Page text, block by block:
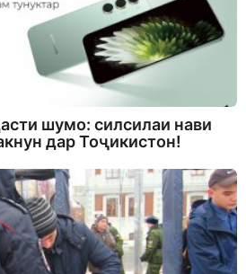
шумо: силсилаи нави
дар Тоҷикистон!